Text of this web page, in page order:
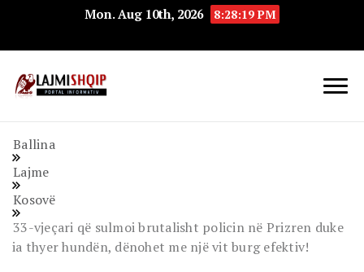
Mon. Aug 10th, 2026 8:28:20 PM
Ballina
Lajme
Kosovë
33-vjeçari që sulmoi brutalisht policin në Prizren duke
ia thyer hundën, dënohet me një vit burg efektiv!